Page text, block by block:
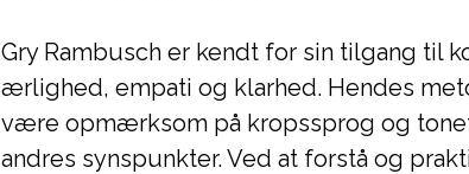
Gry Rambusch er kendt for sin tilgang til
ærlighed, empati og klarhed. Hendes
være opmærksom på kropssprog og
andres synspunkter. Ved at forstå og